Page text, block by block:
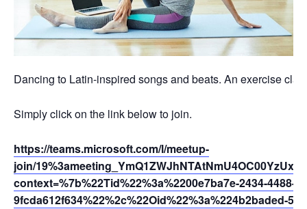
Dancing to Latin-inspired songs and beats. An exercise
Simply click on the link below to join.
https://teams.microsoft.com/l/meetup-
join/
context=%7b%22Tid%22%3a%2200e7ba7e-2434-4488-
9fcda612f634%22%2c%22Oid%22%3a%224b2baded-